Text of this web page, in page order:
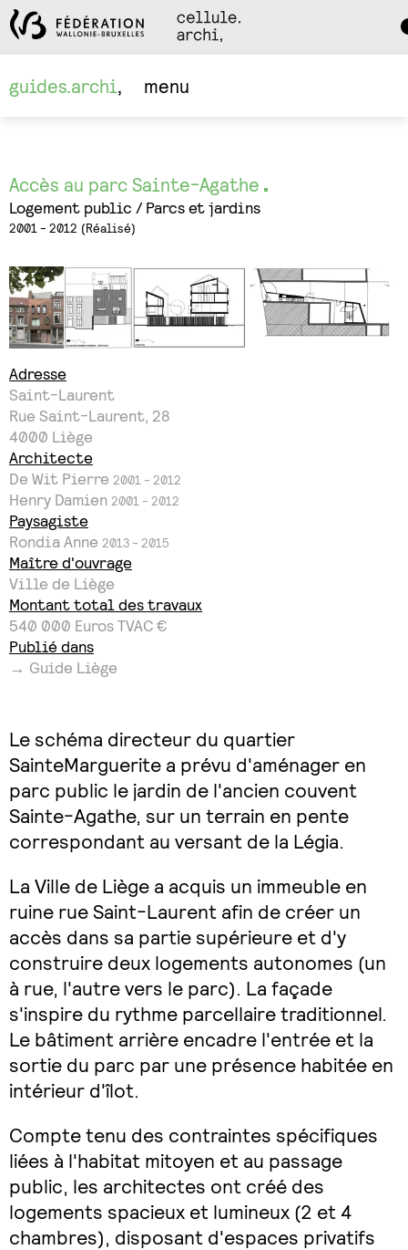
guides.archi
menu
Accès au parc Sainte-Agathe
Logement public Parcs et jardins
2001 - 2012 Réalisé
Adresse
Saint-Laurent
Rue Saint-Laurent, 28
4000 Liège
Architecte
De Wit Pierre 2001 - 2012
Henry Damien 2001 - 2012
Paysagiste
Rondia Anne 2013 - 2015
Maître d'ouvrage
Ville de Liège
Montant total des travaux
540 000 Euros TVAC €
Publié dans
→ Guide Liège
Le schéma directeur du quartier
SainteMarguerite a prévu d'aménager en
parc public le jardin de l'ancien couvent
Sainte-Agathe, sur un terrain en pente
correspondant au versant de la Légia.
La Ville de Liège a acquis un immeuble en
ruine rue Saint-Laurent afin de créer un
accès dans sa partie supérieure et d'y
construire deux logements autonomes (un
à rue, l'autre vers le parc). La façade
s'inspire du rythme parcellaire traditionnel.
Le bâtiment arrière encadre l'entrée et la
sortie du parc par une présence habitée en
intérieur d'îlot.
Compte tenu des contraintes spécifiques
liées à l'habitat mitoyen et au passage
public, les architectes ont créé des
logements spacieux et lumineux (2 et 4
chambres), disposant d'espaces privatifs